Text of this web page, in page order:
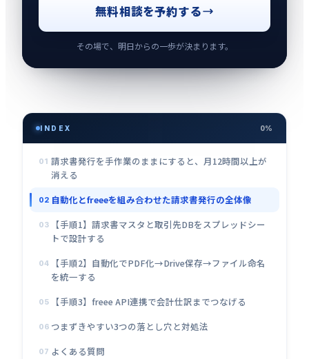
無料相談を予約する
その場で、明日からの一歩が決まります。
INDEX 0%
01 請求書発行を手作業のままにすると、月12時間以上が
消える
02 自動化とfreeeを組み合わせた請求書発行の全体像
03
【手順1】請求書マスタと取引先DBをスプレッドシー
トで設計する
04
【手順2】自動化でPDF化→Drive保存→ファイル命名
を統一する
05 【手順3】freee API連携で会計仕訳までつなげる
06 つまずきやすい3つの落とし穴と対処法
07 よくある質問